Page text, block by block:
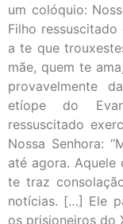
um colóquio:
Filho ressuscitado
a te que
mãe, quem te
provavelmente
etíope do
ressuscitado
Nossa Senhora:
até agora.
te traz
notícias. […] Ele
os prisioneiros do